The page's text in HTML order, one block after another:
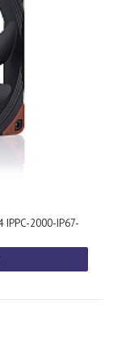
2000-IP67-